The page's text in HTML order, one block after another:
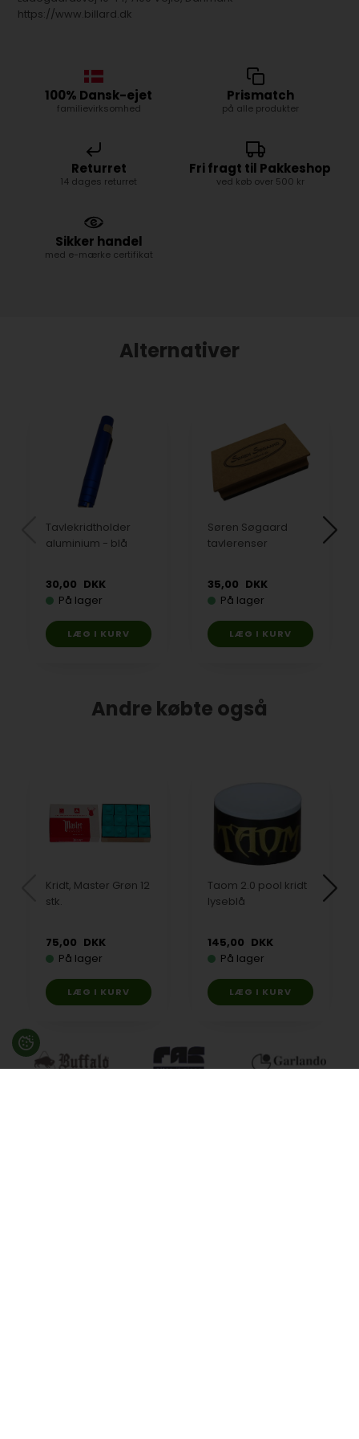
https://www.billard.dk
100% Dansk-ejet
familievirksomhed
Prismatch
på alle produkter
Returret
14 dages returret
Fri fragt til Pakkeshop
ved køb over 500 kr
Sikker handel
med e-mærke certifikat
Alternativer
Tavlekridtholder
aluminium - blå
30,00 DKK
På lager
Søren Søgaard
tavlerenser
35,00 DKK
På lager
Andre købte også
Kridt, Master Grøn 12
stk.
75,00 DKK
På lager
Taom 2.0 pool kridt
lyseblå
145,00 DKK
På lager